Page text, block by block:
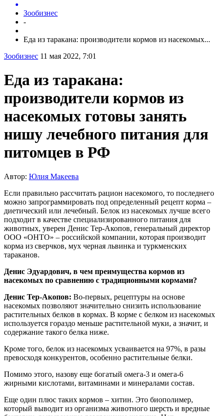
Зообизнес
-
Еда из таракана: производители кормов из насекомых...
Зообизнес 11 мая 2022, 7:01
Еда из таракана:
производители кормов из
насекомых готовы занять
нишу лечебного питания для
питомцев в РФ
Автор: Юлия Макеева
Если правильно рассчитать рацион насекомого, то последнего
можно запрограммировать под определенный рецепт корма –
диетический или лечебный. Белок из насекомых лучше всего
подходит в качестве специализированного питания для
животных, уверен Денис Тер-Акопов, генеральный директор
ООО «ОНТО» – российской компании, которая производит
корма из сверчков, мух черная львинка и туркменских
тараканов.
Денис Эдуардович, в чем преимущества кормов из
насекомых по сравнению с традиционными кормами?
Денис Тер-Акопов: Во-первых, рецептуры на основе
насекомых позволяют значительно снизить использование
растительных белков в кормах. В корме с белком из насекомых
используется гораздо меньше растительной муки, а значит, и
содержание такого белка ниже.
Кроме того, белок из насекомых усваивается на 97%, в разы
превосходя конкурентов, особенно растительные белки.
Помимо этого, назову еще богатый омега-3 и омега-6
жирными кислотами, витаминами и минералами состав.
Еще один плюс таких кормов – хитин. Это биополимер,
который выводит из организма животного шерсть и вредные